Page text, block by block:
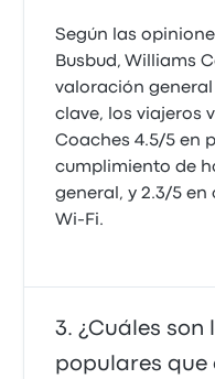
Según las
Busbud, Williams
valoración general
clave, los viajeros
Coaches 4.5/5 en
cumplimiento de
general, y 2.3/5
Wi-Fi.
¿Cuáles son
populares que